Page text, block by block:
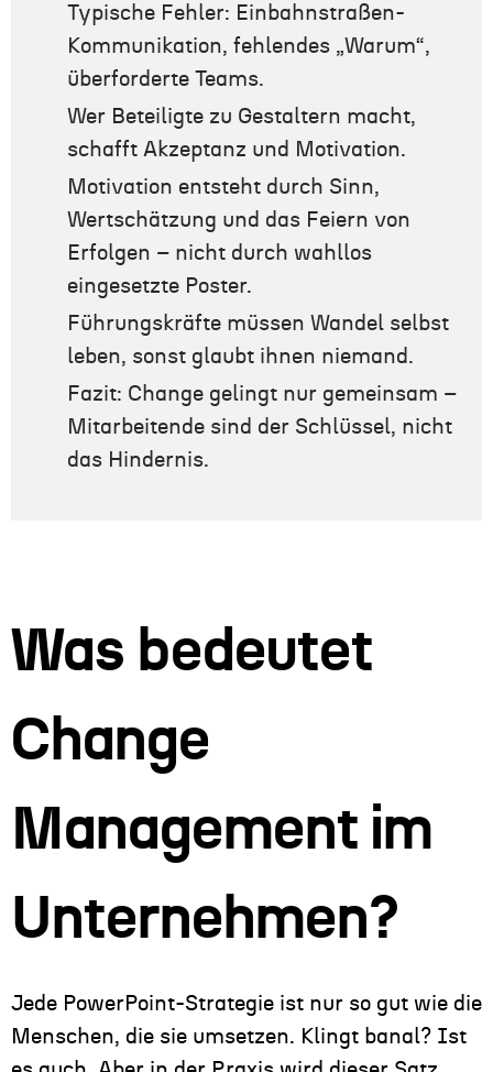
Typische Fehler: Einbahnstraßen-
Kommunikation, fehlendes „Warum“,
überforderte Teams.
Wer Beteiligte zu Gestaltern macht,
schafft Akzeptanz und Motivation.
Motivation entsteht durch Sinn,
Wertschätzung und das Feiern von
Erfolgen – nicht durch wahllos
eingesetzte Poster.
Führungskräfte müssen Wandel selbst
leben, sonst glaubt ihnen niemand.
Fazit: Change gelingt nur gemeinsam –
Mitarbeitende sind der Schlüssel, nicht
das Hindernis.
Was bedeutet
Change
Management im
Unternehmen?
Jede PowerPoint-Strategie ist nur so gut wie die
Menschen, die sie umsetzen. Klingt banal? Ist